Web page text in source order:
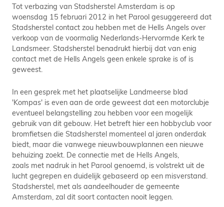
Tot verbazing van Stadsherstel Amsterdam is op
woensdag 15 februari 2012 in het Parool gesuggereerd dat
Stadsherstel contact zou hebben met de Hells Angels over
verkoop van de voormalig Nederlands-Hervormde Kerk te
Landsmeer. Stadsherstel benadrukt hierbij dat van enig
contact met de Hells Angels geen enkele sprake is of is
geweest.
In een gesprek met het plaatselijke Landmeerse blad
'Kompas' is even aan de orde geweest dat een motorclubje
eventueel belangstelling zou hebben voor een mogelijk
gebruik van dit gebouw. Het betreft hier een hobbyclub voor
bromfietsen die Stadsherstel momenteel al jaren onderdak
biedt, maar die vanwege nieuwbouwplannen een nieuwe
behuizing zoekt. De connectie met de Hells Angels,
zoals met nadruk in het Parool genoemd, is volstrekt uit de
lucht gegrepen en duidelijk gebaseerd op een misverstand.
Stadsherstel, met als aandeelhouder de gemeente
Amsterdam, zal dit soort contacten nooit leggen.